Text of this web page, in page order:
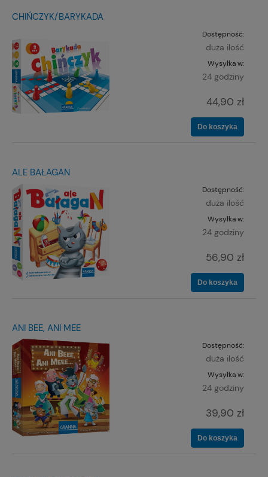
CHIŃCZYK/BARYKADA
Dostępność:
duża ilość
Wysyłka w:
24 godziny
44,90 zł
Do koszyka
ALE BAŁAGAN
Dostępność:
duża ilość
Wysyłka w:
24 godziny
56,90 zł
Do koszyka
ANI BEE, ANI MEE
Dostępność:
duża ilość
Wysyłka w:
24 godziny
39,90 zł
Do koszyka